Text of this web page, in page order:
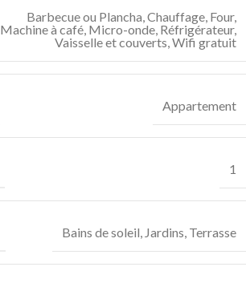
Barbecue ou Plancha,Chauffage, Four,
Machine à café, Micro-onde, Réfrigérateur,
Vaisselle et couverts,Wifi gratuit
Appartement
1
Bains de soleil, Jardins, Terrasse